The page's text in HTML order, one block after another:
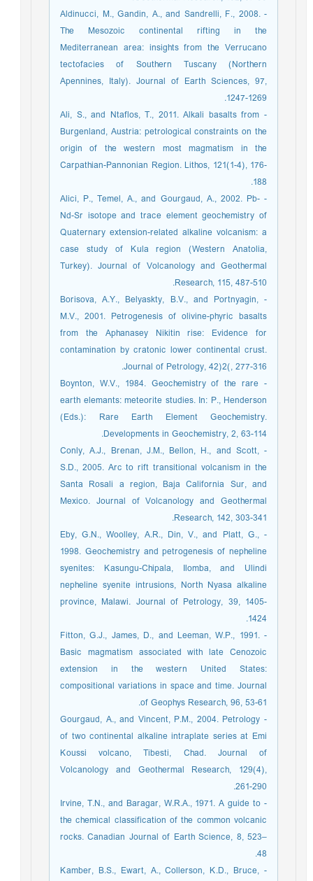
- Aldinucci, M., Gandin, A., and Sandrelli, F., 2008.
The Mesozoic continental rifting in the
Mediterranean area: insights from the Verrucano
tectofacies of Southern Tuscany (Northern
Apennines, Italy). Journal of Earth Sciences, 97,
1247-1269.
- Ali, S., and Ntaflos, T., 2011. Alkali basalts from
Burgenland, Austria: petrological constraints on the
origin of the western most magmatism in the
Carpathian-Pannonian Region. Lithos, 121(1-4), 176-
188.
- Alici, P., Temel, A., and Gourgaud, A., 2002. Pb-
Nd-Sr isotope and trace element geochemistry of
Quaternary extension-related alkaline volcanism: a
case study of Kula region (Western Anatolia,
Turkey). Journal of Volcanology and Geothermal
Research, 115, 487-510.
- Borisova, A.Y., Belyaskty, B.V., and Portnyagin,
M.V., 2001. Petrogenesis of olivine-phyric basalts
from the Aphanasey Nikitin rise: Evidence for
contamination by cratonic lower continental crust.
Journal of Petrology, 42)2(, 277-316.
- Boynton, W.V., 1984. Geochemistry of the rare
earth elemants: meteorite studies. In: P., Henderson
(Eds.): Rare Earth Element Geochemistry.
Developments in Geochemistry, 2, 63-114.
- Conly, A.J., Brenan, J.M., Bellon, H., and Scott,
S.D., 2005. Arc to rift transitional volcanism in the
Santa Rosali a region, Baja California Sur, and
Mexico. Journal of Volcanology and Geothermal
Research, 142, 303-341.
- Eby, G.N., Woolley, A.R., Din, V., and Platt, G.,
1998. Geochemistry and petrogenesis of nepheline
syenites: Kasungu-Chipala, Ilomba, and Ulindi
nepheline syenite intrusions, North Nyasa alkaline
province, Malawi. Journal of Petrology, 39, 1405-
1424.
- Fitton, G.J., James, D., and Leeman, W.P., 1991.
Basic magmatism associated with late Cenozoic
extension in the western United States:
compositional variations in space and time. Journal
of Geophys Research, 96, 53-61.
- Gourgaud, A., and Vincent, P.M., 2004. Petrology
of two continental alkaline intraplate series at Emi
Koussi volcano, Tibesti, Chad. Journal of
Volcanology and Geothermal Research, 129(4),
261-290.
- Irvine, T.N., and Baragar, W.R.A., 1971. A guide to
the chemical classification of the common volcanic
rocks. Canadian Journal of Earth Science, 8, 523–
48.
- Kamber, B.S., Ewart, A., Collerson, K.D., Bruce,